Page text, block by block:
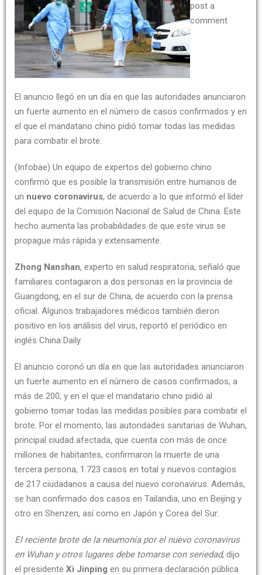
El anuncio llegó en un día en que las autoridades anunciaron
un fuerte aumento en el número de casos confirmados y en
el que el mandatario chino pidió tomar todas las medidas
para combatir el brote.
(Infobae) Un equipo de expertos del gobierno chino
confirmó que es posible la transmisión entre humanos de
un nuevo coronavirus, de acuerdo a lo que informó el líder
del equipo de la Comisión Nacional de Salud de China. Este
hecho aumenta las probabilidades de que este virus se
propague más rápida y extensamente.
Zhong Nanshan, experto en salud respiratoria, señaló que
familiares contagiaron a dos personas en la provincia de
Guangdong, en el sur de China, de acuerdo con la prensa
oficial. Algunos trabajadores médicos también dieron
positivo en los análisis del virus, reportó el periódico en
inglés China Daily.
El anuncio coronó un día en que las autoridades anunciaron
un fuerte aumento en el número de casos confirmados, a
más de 200, y en el que el mandatario chino pidió al
gobierno tomar todas las medidas posibles para combatir el
brote. Por el momento, las autoridades sanitarias de Wuhan,
principal ciudad afectada, que cuenta con más de once
millones de habitantes, confirmaron la muerte de una
tercera persona, 1.723 casos en total y nuevos contagios
de 217 ciudadanos a causa del nuevo coronavirus. Además,
se han confirmado dos casos en Tailandia, uno en Beijing y
otro en Shenzen, así como en Japón y Corea del Sur.
El reciente brote de la neumonía por el nuevo coronavirus
en Wuhan y otros lugares debe tomarse con seriedad, dijo
el presidente Xi Jinping en su primera declaración pública
post a
comment